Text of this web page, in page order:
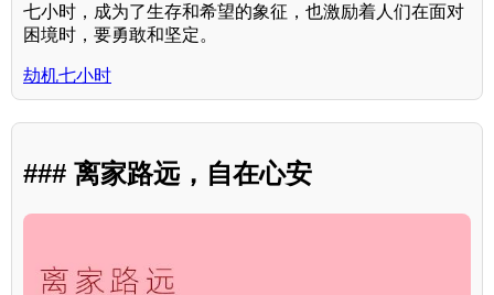
七小时，成为了生存和希望的象征，也激励着人们在面对
困境时，要勇敢和坚定。
劫机七小时
### 离家路远，自在心安